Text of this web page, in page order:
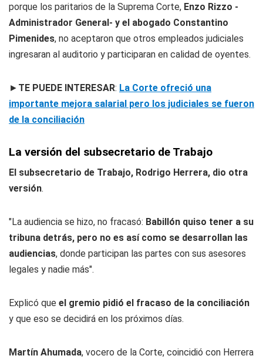
porque los paritarios de la Suprema Corte, Enzo Rizzo -
Administrador General- y el abogado Constantino
Pimenides, no aceptaron que otros empleados judiciales
ingresaran al auditorio y participaran en calidad de oyentes.
► TE PUEDE INTERESAR: La Corte ofreció una
importante mejora salarial pero los judiciales se fueron
de la conciliación
La versión del subsecretario de Trabajo
El subsecretario de Trabajo, Rodrigo Herrera, dio otra
versión.
"La audiencia se hizo, no fracasó: Babillón quiso tener a su
tribuna detrás, pero no es así como se desarrollan las
audiencias, donde participan las partes con sus asesores
legales y nadie más".
Explicó que el gremio pidió el fracaso de la conciliación
y que eso se decidirá en los próximos días.
Martín Ahumada, vocero de la Corte, coincidió con Herrera